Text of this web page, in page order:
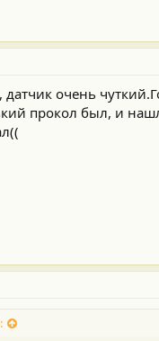
датчик очень
прокол был, и